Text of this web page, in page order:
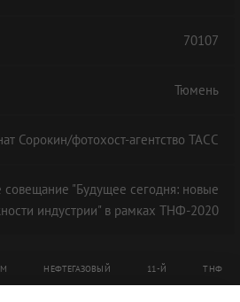
70107
Тюмень
Сорокин/фотохост-агентство ТАСС
совещание "Будущее сегодня: новые
индустрии" в рамках ТНФ-2020
НЕФТЕГАЗОВЫЙ 11-Й ТНФ